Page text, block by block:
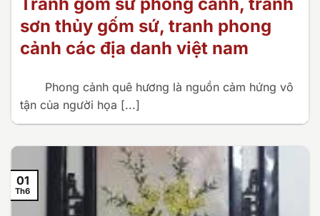
sơn thủy gốm sứ, tranh phong
cảnh các địa danh việt nam
Phong cảnh quê hương là nguồn cảm hứng vô
tận của người họa [...]
01
Th6